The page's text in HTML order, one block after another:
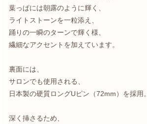
葉っぱには朝露のように輝く、
ライトストーンを一粒添え、
踊りの一瞬のターンで輝く様、
繊細なアクセントを加えています。
裏面には、
サロンでも使用される、
日本製の硬質ロングUピン（72mm）を採用。
深く挿さるため、